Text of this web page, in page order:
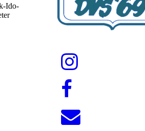
Ido-